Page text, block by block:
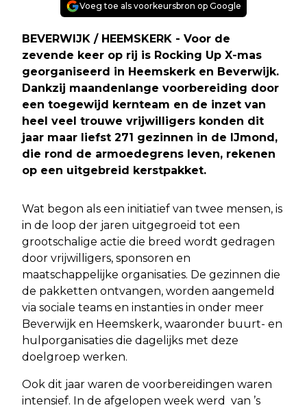
Voeg toe als voorkeursbron op Google
BEVERWIJK / HEEMSKERK - Voor de
zevende keer op rij is Rocking Up X-mas
georganiseerd in Heemskerk en Beverwijk.
Dankzij maandenlange voorbereiding door
een toegewijd kernteam en de inzet van
heel veel trouwe vrijwilligers konden dit
jaar maar liefst 271 gezinnen in de IJmond,
die rond de armoedegrens leven, rekenen
op een uitgebreid kerstpakket.
Wat begon als een initiatief van twee mensen, is
in de loop der jaren uitgegroeid tot een
grootschalige actie die breed wordt gedragen
door vrijwilligers, sponsoren en
maatschappelijke organisaties. De gezinnen die
de pakketten ontvangen, worden aangemeld
via sociale teams en instanties in onder meer
Beverwijk en Heemskerk, waaronder buurt- en
hulporganisaties die dagelijks met deze
doelgroep werken.
Ook dit jaar waren de voorbereidingen waren
intensief. In de afgelopen week werd van ’s